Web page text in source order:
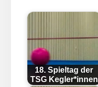
18. Spieltag der
TSG Kegler*innen